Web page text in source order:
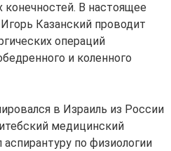
конечностей. В настоящее
Казанский проводит
операций
и коленного
в Израиль из России
медицинский
по физиологии